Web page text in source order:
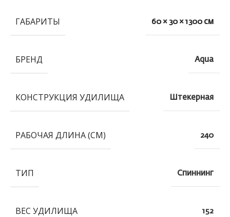
ГАБАРИТЫ 60 × 30 × 1300 см
БРЕНД Aqua
КОНСТРУКЦИЯ УДИЛИЩА Штекерная
РАБОЧАЯ ДЛИНА (СМ) 240
ТИП Спиннинг
ВЕС УДИЛИЩА 152